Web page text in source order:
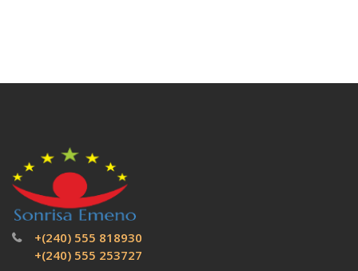
+(240) 555 818930
+(240) 555 253727